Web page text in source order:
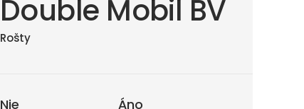
Double Mobil BV
Rošty
Nie Áno